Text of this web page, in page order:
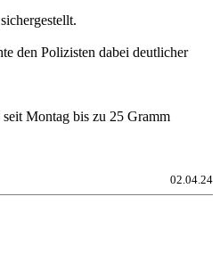
den Polizisten dabei deutlicher
Montag bis zu 25 Gramm
02.04.24